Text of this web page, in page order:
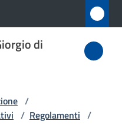
di
/
/ Regolamenti /